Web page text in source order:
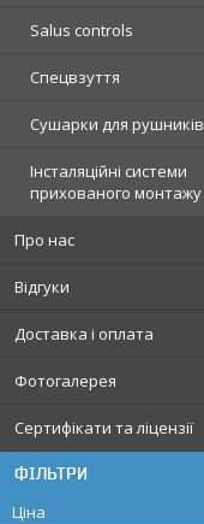
Salus controls
Спецвзуття
Сушарки для рушників
Інсталяційні системи
прихованого монтажу
Про нас
Відгуки
Доставка і оплата
Фотогалерея
Сертифікати та ліцензії
ФІЛЬТРИ
Ціна